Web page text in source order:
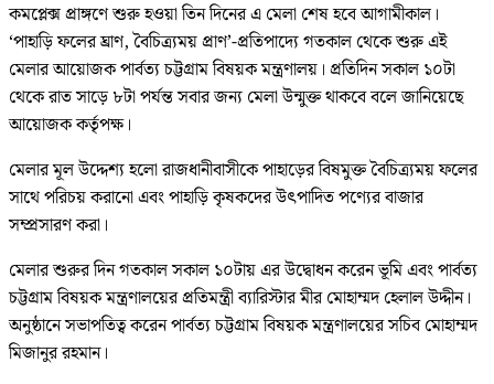
কমপ্লেক্স প্রাঙ্গণে শুরু হওয়া তিন দিনের এ মেলা শেষ হবে আগামীকাল।
‘পাহাড়ি ফলের ঘ্রাণ, বৈচিত্র্যময় প্রাণ’-প্রতিপাদ্যে গতকাল থেকে শুরু এই
মেলার আয়োজক পার্বত্য চট্টগ্রাম বিষয়ক মন্ত্রণালয়। প্রতিদিন সকাল ১০টা
থেকে রাত সাড়ে ৮টা পর্যন্ত সবার জন্য মেলা উন্মুক্ত থাকবে বলে জানিয়েছে
আয়োজক কর্তৃপক্ষ।
মেলার মূল উদ্দেশ্য হলো রাজধানীবাসীকে পাহাড়ের বিষমুক্ত বৈচিত্র্যময় ফলের
সাথে পরিচয় করানো এবং পাহাড়ি কৃষকদের উৎপাদিত পণ্যের বাজার
সম্প্রসারণ করা।
মেলার শুরুর দিন গতকাল সকাল ১০টায় এর উদ্বোধন করেন ভূমি এবং পার্বত্য
চট্টগ্রাম বিষয়ক মন্ত্রণালয়ের প্রতিমন্ত্রী ব্যারিস্টার মীর মোহাম্মদ হেলাল উদ্দীন।
অনুষ্ঠানে সভাপতিত্ব করেন পার্বত্য চট্টগ্রাম বিষয়ক মন্ত্রণালয়ের সচিব মোহাম্মদ
মিজানুর রহমান।